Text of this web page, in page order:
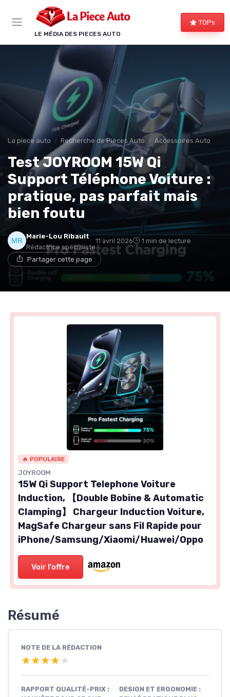
LE MÉDIA DES PIECES AUTO
TOPs
La piece auto Recherche de Pièces Auto Accessoires Auto
Test JOYROOM 15W Qi
Support Téléphone Voiture :
pratique, pas parfait mais
bien foutu
Marie-Lou Ribault
Rédactrice spécialiste
11 avril 2026 1 min de lecture
Partager cette page
🔥 POPULAIRE
JOYROOM
15W Qi Support Telephone Voiture
Induction, 【Double Bobine & Automatic
Clamping】 Chargeur Induction Voiture,
MagSafe Chargeur sans Fil Rapide pour
iPhone/Samsung/Xiaomi/Huawei/Oppo
Voir l'offre
Résumé
NOTE DE LA RÉDACTION
★★★★★
★★★★★
RAPPORT QUALITÉ-PRIX :
DESIGN ET ERGONOMIE :
Panneau de gestion des cookies